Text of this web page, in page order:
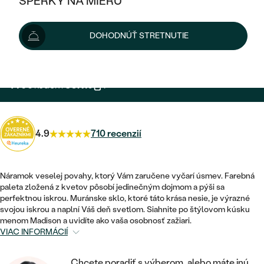
KOMBINOVANÉ ZLATO
PODĽA ŠTÝLU
BEZ KAMEŇA
ETERNITY
VYKROJENÉ
VINTAGE
NETRADIČNÉ
TEPANÉ
POSTRANNÉ DRAHOKAMY
HALO
VINTAGE
SET ZÁSNUBNÉHO PRSTEŇA A
OBRÚČOK
NETRADIČNÉ
ZOSTAVTE SI PRSTEŇ
ZAČAŤ S PRSTEŇOM
VÝPREDAJ
ŠPERKY ČO POMÁHAJÚ
PODĽA TYPU
NÁUŠNICE
PRSTENE
PRÍVESKY
NÁRAMKY
SETY
PÁNSKE ŠPERKY
PLATINOVÉ
NAPICHOVACIE
KRUHOVÉ
VISIACE
SOLITÉR
ZLATÉ
STRIEBORNÉ
PODĽA ŠTÝLU
SOLITÉR
NARODENIE DIEŤAŤA
PERSONALIZOVANÉ
SO ZNAMENÍM ZVEROKRUHU
VÝPREDAJ
ZLATÉ
STRIEBORNÉ
PLATINOVÉ
PODĽA ŠTÝLU
ETERNITY
MINIMALISTICKÉ
DOHODNÚŤ STRETNUTIE
79 €
Možnosti doručenia
71 €s kódomSUN10 .
4.9 710 recenzií
Náramok veselej povahy, ktorý Vám zaručene vyčarí úsmev. Farebná
paleta zložená z kvetov pôsobí jedinečným dojmom a pýši sa
perfektnou iskrou. Muránske sklo, ktoré táto krása nesie, je výrazné
svojou iskrou a naplní Váš deň svetlom. Siahnite po štýlovom kúsku
menom Madison a uvidíte ako vaša osobnosť zažiari.
VIAC INFORMÁCIÍ